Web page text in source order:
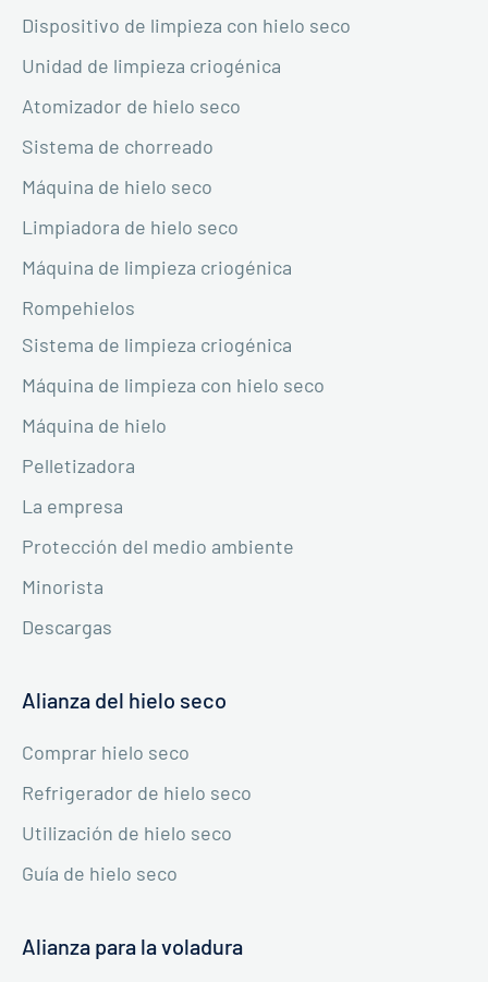
Dispositivo de limpieza con hielo seco
Unidad de limpieza criogénica
Atomizador de hielo seco
Sistema de chorreado
Máquina de hielo seco
Limpiadora de hielo seco
Máquina de limpieza criogénica
Rompehielos
Sistema de limpieza criogénica
Máquina de limpieza con hielo seco
Máquina de hielo
Pelletizadora
La empresa
Protección del medio ambiente
Minorista
Descargas
Alianza del hielo seco
Comprar hielo seco
Refrigerador de hielo seco
Utilización de hielo seco
Guía de hielo seco
Alianza para la voladura